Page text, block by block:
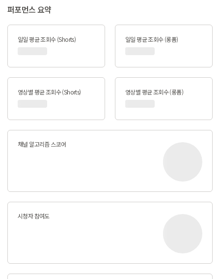
퍼포먼스 요약
일일 평균 조회수 (Shorts) 일일 평균 조회수 (롱폼)
영상별 평균 조회수 (Shorts) 영상별 평균 조회수 (롱폼)
채널 알고리즘 스코어
시청자 참여도